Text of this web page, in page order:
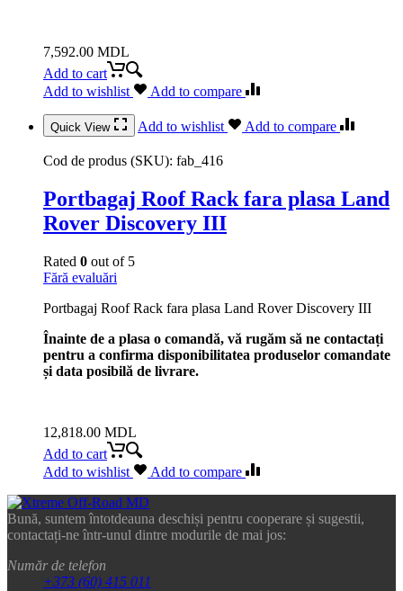
7,592.00 MDL
Add to cart
Add to wishlist
Add to compare
Quick View Add to wishlist Add to compare
Cod de produs (SKU): fab_416
Portbagaj Roof Rack fara plasa Land
Rover Discovery III
Rated 0 out of 5
Fără evaluări
Portbagaj Roof Rack fara plasa Land Rover Discovery III
Înainte de a plasa o comandă, vă rugăm să ne contactați
pentru a confirma disponibilitatea produselor comandate
și data posibilă de livrare.
12,818.00 MDL
Add to cart
Add to wishlist
Add to compare
Bună, suntem întotdeauna deschiși pentru cooperare și sugestii,
contactați-ne într-unul dintre modurile de mai jos:
Număr de telefon
+373 (60) 415 011